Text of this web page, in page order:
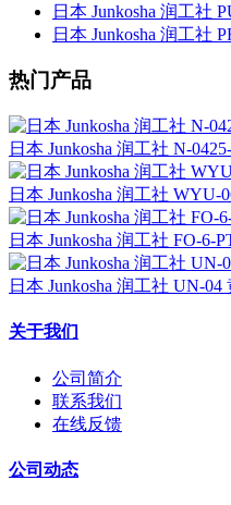
日本 Junkosha 润工社
日本 Junkosha 润工社
热门产品
日本 Junkosha 润工社 N-
日本 Junkosha 润工社 WYU-
日本 Junkosha 润工社 FO-6-
日本 Junkosha 润工社 UN-04
关于我们
公司简介
联系我们
在线反馈
公司动态